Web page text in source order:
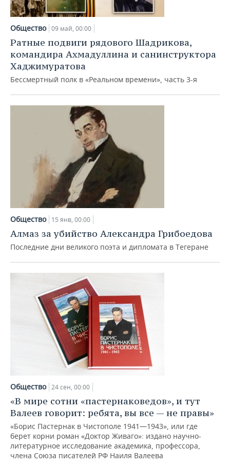
Общество 09 май, 00:00
Ратные подвиги рядового Шадрикова,
командира Ахмадуллина и санинструктора
Хаджимуратова
Бессмертный полк в «Реальном времени», часть 3-я
Общество 15 янв, 00:00
Алмаз за убийство Александра Грибоедова
Последние дни великого поэта и дипломата в Тегеране
Общество 24 сен, 00:00
«В мире сотни «пастернаковедов», и тут
Валеев говорит: ребята, вы все — не правы»
«Борис Пастернак в Чистополе 1941—1943», или где
берет корни роман «Доктор Живаго»: издано научно-
литературное исследование академика, профессора,
члена Союза писателей РФ Наиля Валеева